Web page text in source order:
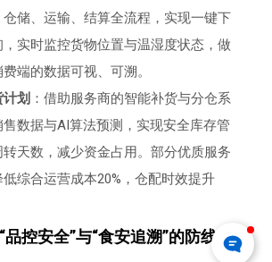
储、运输、结算全流程，实现一键下
实时监控货物位置与温湿度状态，做
端的数据可视、可溯。
划 ：借助服务商的智能补货与分仓系
数据与AI算法预测，实现安全库存管
天数，减少资金占用。部分优质服务
综合运营成本20%，仓配时效提升
品控安全”与“食安追溯”的防线